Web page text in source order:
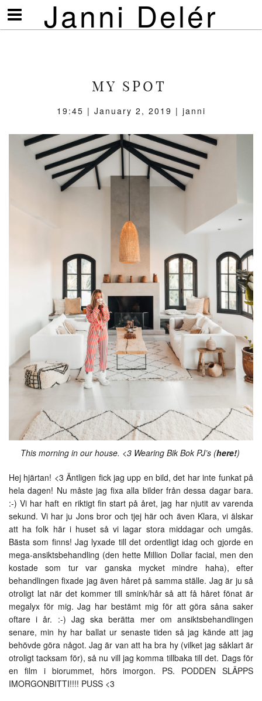
Janni Delér
Visa/göm
meny
MY SPOT
19:45 | January 2, 2019 | janni
This morning in our house. <3 Wearing Bik Bok PJ’s (here!)
Hej hjärtan! <3 Äntligen fick jag upp en bild, det har inte funkat på
hela dagen! Nu måste jag fixa alla bilder från dessa dagar bara.
:-) Vi har haft en riktigt fin start på året, jag har njutit av varenda
sekund. Vi har ju Jons bror och tjej här och även Klara, vi älskar
att ha folk här i huset så vi lagar stora middagar och umgås.
Bästa som finns! Jag lyxade till det ordentligt idag och gjorde en
mega-ansiktsbehandling (den hette Million Dollar facial, men den
kostade som tur var ganska mycket mindre haha), efter
behandlingen fixade jag även håret på samma ställe. Jag är ju så
otroligt lat när det kommer till smink/hår så att få håret fönat är
megalyx för mig. Jag har bestämt mig för att göra såna saker
oftare i år. :-) Jag ska berätta mer om ansiktsbehandlingen
senare, min hy har ballat ur senaste tiden så jag kände att jag
behövde göra något. Jag är van att ha bra hy (vilket jag såklart är
otroligt tacksam för), så nu vill jag komma tillbaka till det. Dags för
en film i biorummet, hörs imorgon. PS. PODDEN SLÄPPS
IMORGONBITTI!!!! PUSS <3